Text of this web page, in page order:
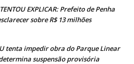
TENTOU EXPLICAR: Prefeito de Penha
sobre R$ 13 milhões
tenta impedir obra do Parque Linear
suspensão provisória